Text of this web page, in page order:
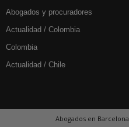
Abogados y procuradores
Actualidad / Colombia
Colombia
Actualidad / Chile
Abogados en Barcelona